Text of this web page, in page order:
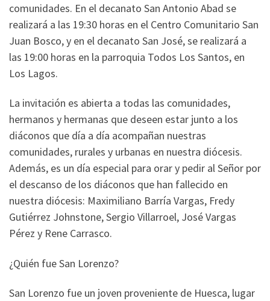
comunidades. En el decanato San Antonio Abad se
realizará a las 19:30 horas en el Centro Comunitario San
Juan Bosco, y en el decanato San José, se realizará a
las 19:00 horas en la parroquia Todos Los Santos, en
Los Lagos.
La invitación es abierta a todas las comunidades,
hermanos y hermanas que deseen estar junto a los
diáconos que día a día acompañan nuestras
comunidades, rurales y urbanas en nuestra diócesis.
Además, es un día especial para orar y pedir al Señor por
el descanso de los diáconos que han fallecido en
nuestra diócesis: Maximiliano Barría Vargas, Fredy
Gutiérrez Johnstone, Sergio Villarroel, José Vargas
Pérez y Rene Carrasco.
¿Quién fue San Lorenzo?
San Lorenzo fue un joven proveniente de Huesca, lugar